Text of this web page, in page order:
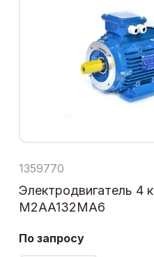
1359770
Электродвигатель 4
M2AA132MA6
По запросу